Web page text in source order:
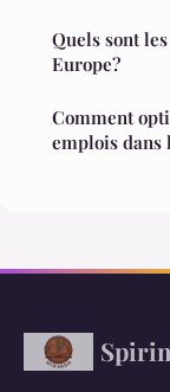
Quels sont
Europe?
Comment
emplois dans